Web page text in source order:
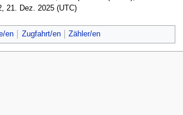
21. Dez. 2025 (UTC)
en Zugfahrt/en Zähler/en